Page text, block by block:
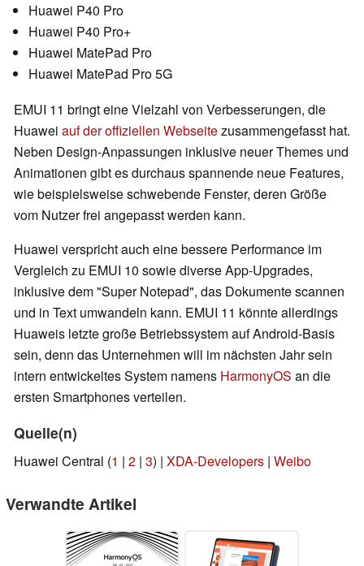
Huawei P40 Pro
Huawei P40 Pro+
Huawei MatePad Pro
Huawei MatePad Pro 5G
EMUI 11 bringt eine Vielzahl von Verbesserungen, die
Huawei auf der offiziellen Webseitezusammengefasst hat.
Neben Design-Anpassungen inklusive neuer Themes und
Animationen gibt es durchaus spannende neue Features,
wie beispielsweise schwebende Fenster, deren Größe
vom Nutzer frei angepasst werden kann.
Huawei verspricht auch eine bessere Performance im
Vergleich zu EMUI 10 sowie diverse App-Upgrades,
inklusive dem "Super Notepad", das Dokumente scannen
und in Text umwandeln kann. EMUI 11 könnte allerdings
Huaweis letzte große Betriebssystem auf Android-Basis
sein, denn das Unternehmen will im nächsten Jahr sein
intern entwickeltes System namens HarmonyOS an die
ersten Smartphones verteilen.
Quelle(n)
Huawei Central (1 | 2 | 3) | XDA-Developers | Weibo
Verwandte Artikel